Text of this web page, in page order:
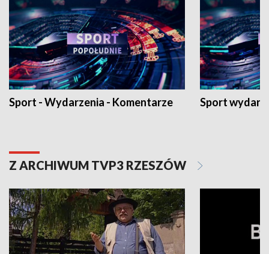
Sport - Wydarzenia - Komentarze Sport
Z ARCHIWUM TVP3 RZESZÓW